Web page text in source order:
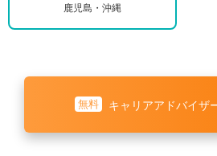
鹿児島・沖縄
無料 キャリアアドバイザ